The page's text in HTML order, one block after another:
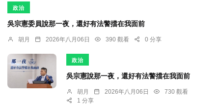
政治
吳宗憲委員說那一夜，還好有法警擋在我面前
胡月 2026年八月06日 390 觀看 0 分享
政治
吳宗憲說那一夜，還好有法警擋在我面前
胡月 2026年八月06日
730 觀看
1 分享